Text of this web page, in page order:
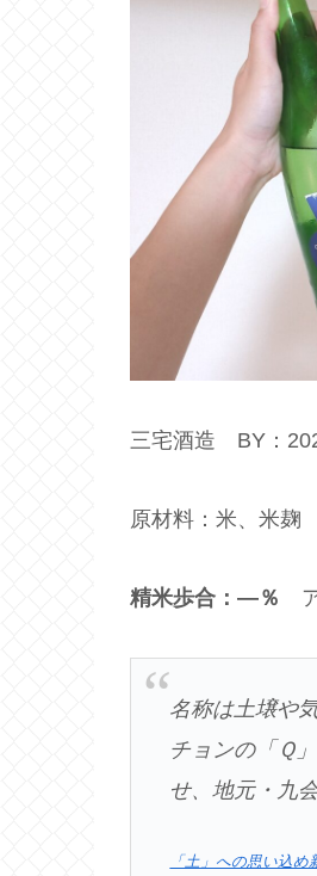
三宅酒造 BY：
原材料：米、米
精米歩合：―％
名称は土壌や
チョンの「Ｑ
せ、地元・九
「土」への思い込